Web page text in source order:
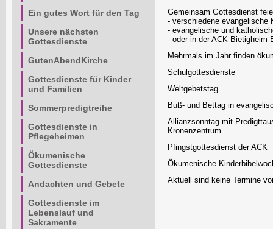
Gemeinsam Gottesdienst
- verschiedene evangelische
- evangelische und
- oder in der ACK
Mehrmals im Jahr finden
Schulgottesdienste
Weltgebetstag
Buß- und Bettag in
Allianzsonntag mit
Kronenzentrum
Pfingstgottesdienst der ACK
Ökumenische
Aktuell sind keine Termine
Ein gutes Wort für den Tag
Unsere nächsten
Gottesdienste
GutenAbendKirche
Gottesdienste für Kinder
und Familien
Sommerpredigtreihe
Gottesdienste in
Pflegeheimen
Ökumenische
Gottesdienste
Andachten und Gebete
Gottesdienste im
Lebenslauf und
Sakramente